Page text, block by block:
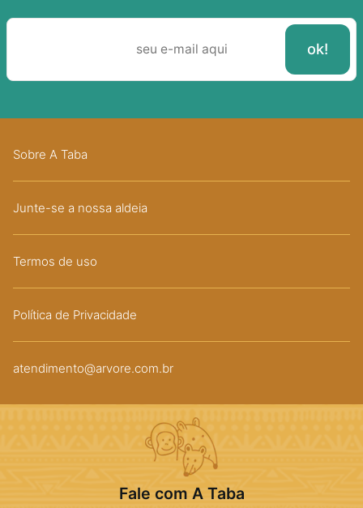
Sobre A Taba
Junte-se a nossa aldeia
Termos de uso
Política de Privacidade
atendimento@arvore.com.br
Fale com A Taba